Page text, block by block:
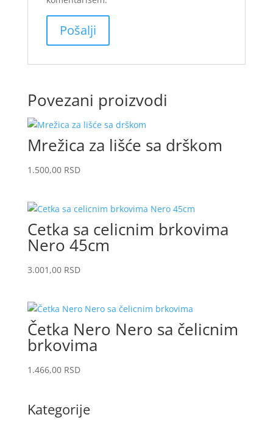
Povezani proizvodi
Mrežica za lišće sa drškom
1.500,00RSD
Cetka sa celicnim brkovima
Nero 45cm
3.001,00RSD
Četka Nero Nero sa čelicnim
brkovima
1.466,00RSD
Kategorije